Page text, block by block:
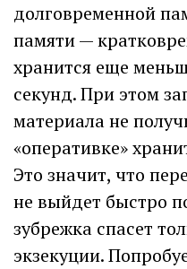
долговременной
памяти —
хранится еще
секунд. При этом
материала не
«оперативке»
Это значит, что
не выйдет быстро
зубрежка спасет
экзекуции.